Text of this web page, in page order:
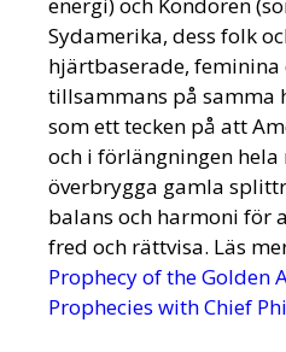
Sydamerika, dess folk
hjärtbaserade, feminina
tillsammans på samma
som ett tecken på att
och i förlängningen hela
överbrygga gamla
balans och harmoni för
fred och rättvisa. Läs
Prophecy of the Golden
Prophecies with Chief